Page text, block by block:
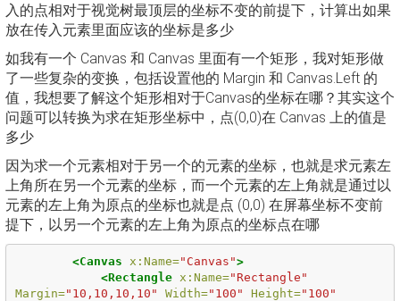
入的点相对于视觉树最顶层的坐标不变的前提下，计算出如果
放在传入元素里面应该的坐标是多少
如我有一个 Canvas 和 Canvas 里面有一个矩形，我对矩形做
了一些复杂的变换，包括设置他的 Margin 和 Canvas.Left 的
值，我想要了解这个矩形相对于Canvas的坐标在哪？其实这个
问题可以转换为求在矩形坐标中，点(0,0)在 Canvas 上的值是
多少
因为求一个元素相对于另一个的元素的坐标，也就是求元素左
上角所在另一个元素的坐标，而一个元素的左上角就是通过以
元素的左上角为原点的坐标也就是点 (0,0) 在屏幕坐标不变前
提下，以另一个元素的左上角为原点的坐标点在哪
<Canvas x:Name="Canvas">
<Rectangle
x:Name="Rectangle"
Margin="10,10,10,10" Width="100" Height="100"